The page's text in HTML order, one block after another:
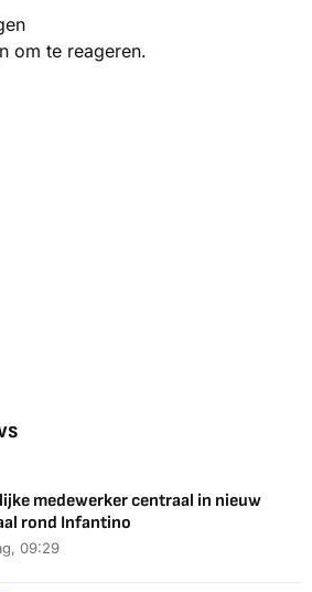
om te reageren.
medewerker centraal in nieuw
rond Infantino
09:29